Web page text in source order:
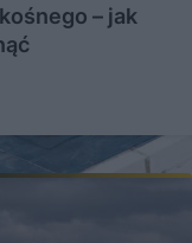
– jak